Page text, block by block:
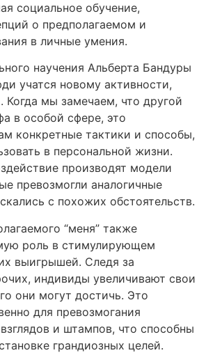
социальное обучение,
о предполагаемом и
в личные умения.
научения Альберта Бандуры
учатся новому активности,
Когда мы замечаем, что другой
в особой сфере, это
конкретные тактики и способы,
в персональной жизни.
производят модели
превозмогли аналогичные
с похожих обстоятельств.
“меня” также
роль в стимулирующем
выигрышей. Следя за
индивиды увеличивают свои
они могут достичь. Это
для превозмогания
и штампов, что способны
грандиозных целей.